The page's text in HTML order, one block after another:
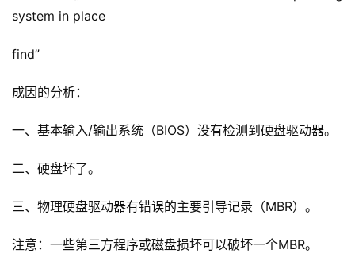
system in place
find”
成因的分析：
一、基本输入/输出系统（BIOS）没有检测到硬盘驱动器。
二、硬盘坏了。
三、物理硬盘驱动器有错误的主要引导记录（MBR）。
注意：一些第三方程序或磁盘损坏可以破坏一个MBR。